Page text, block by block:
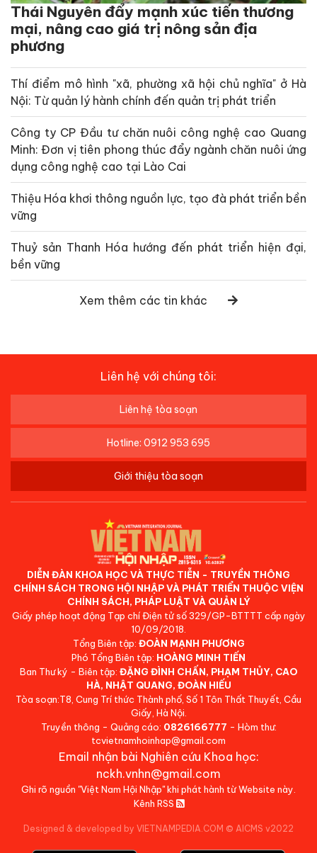
Thái Nguyên đẩy mạnh xúc tiến thương
mại, nâng cao giá trị nông sản địa
phương
Thí điểm mô hình "xã, phường xã hội chủ nghĩa" ở Hà
Nội: Từ quản lý hành chính đến quản trị phát triển
Công ty CP Đầu tư chăn nuôi công nghệ cao Quang
Minh: Đơn vị tiên phong thúc đẩy ngành chăn nuôi ứng
dụng công nghệ cao tại Lào Cai
Thiệu Hóa khơi thông nguồn lực, tạo đà phát triển bền
vững
Thuỷ sản Thanh Hóa hướng đến phát triển hiện đại,
bền vững
Xem thêm các tin khác
Liên hệ với chúng tôi:
Liên hệ tòa soạn
Hotline: 0912 953 695
Giới thiệu tòa soạn
DIỄN ĐÀN KHOA HỌC VÀ THỰC TIỄN - TRUYỀN THÔNG
CHÍNH SÁCH TRONG HỘI NHẬP VÀ PHÁT TRIỂN THUỘC VIỆN
CHÍNH SÁCH, PHÁP LUẬT VÀ QUẢN LÝ
Giấy phép hoạt động Tạp chí Điện tử số 329/GP-BTTTT cấp ngày
10/09/2018.
Tổng Biên tập: ĐOÀN MẠNH PHƯƠNG
Phó Tổng Biên tập: HOÀNG MINH TIẾN
Ban Thư ký - Biên tập: ĐẶNG ĐÌNH CHẤN, PHẠM THỦY, CAO
HÀ, NHẬT QUANG, ĐOÀN HIẾU
Tòa soạn:T8, Cung Trí thức Thành phố, Số 1 Tôn Thất Thuyết, Cầu
Giấy, Hà Nội.
Truyền thông - Quảng cáo: 0826166777 - Hòm thư:
tcvietnamhoinhap@gmail.com
Email nhận bài Nghiên cứu Khoa học:
nckh.vnhn@gmail.com
Ghi rõ nguồn "Việt Nam Hội Nhập" khi phát hành từ Website này.
Kênh RSS
Designed & developed by VIETNAMPEDIA.COM © AICMS v2022